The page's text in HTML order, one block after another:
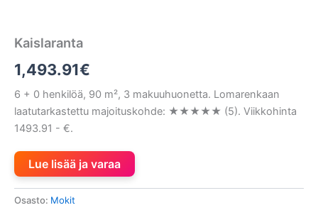
Kaislaranta
1,493.91€
6 + 0 henkilöä, 90 m², 3 makuuhuonetta. Lomarenkaan
laatutarkastettu majoituskohde: ★★★★★ (5). Viikkohinta
1493.91 - €.
Lue lisää ja varaa
Osasto: Mokit